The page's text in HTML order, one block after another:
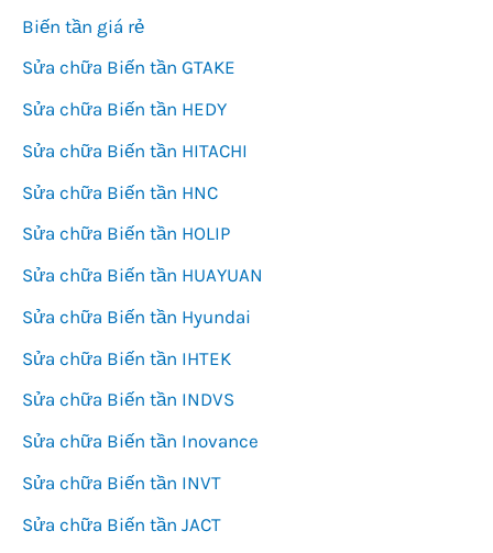
Biến tần giá rẻ
Sửa chữa Biến tần GTAKE
Sửa chữa Biến tần HEDY
Sửa chữa Biến tần HITACHI
Sửa chữa Biến tần HNC
Sửa chữa Biến tần HOLIP
Sửa chữa Biến tần HUAYUAN
Sửa chữa Biến tần Hyundai
Sửa chữa Biến tần IHTEK
Sửa chữa Biến tần INDVS
Sửa chữa Biến tần Inovance
Sửa chữa Biến tần INVT
Sửa chữa Biến tần JACT